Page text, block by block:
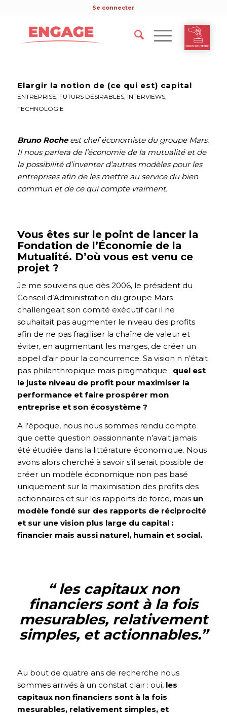
Se connecter
Elargir la notion de (ce qui est) capital
ENTREPRISE, FUTURS DÉSIRABLES, INTERVIEWS,
TECHNOLOGIE
Bruno Rocheest chef économiste du groupe Mars.
Il nous parlera de l’économie de la mutualité et de
la possibilité d’inventer d’autres modèles pour les
entreprises afin de les mettre au service du bien
commun et de ce qui compte vraiment.
Vous êtes sur le point de lancer la
Fondation de l’Économie de la
Mutualité. D’où vous est venu ce
projet ?
Je me souviens que dès 2006, le président du
Conseil d’Administration du groupe Mars
challengeait son comité exécutif car il ne
souhaitait pas augmenter le niveau des profits
afin de ne pas fragiliser la chaîne de valeur et
éviter, en augmentant les marges, de créer un
appel d’air pour la concurrence. Sa vision n n’était
pas philanthropique mais pragmatique : quel est
le juste niveau de profit pour maximiser la
performance et faire prospérer mon
entreprise et son écosystème ?
A l’époque, nous nous sommes rendu compte
que cette question passionnante n’avait jamais
été étudiée dans la littérature économique. Nous
avons alors cherché à savoir s’il serait possible de
créer un modèle économique non pas basé
uniquement sur la maximisation des profits des
actionnaires et sur les rapports de force, mais un
modèle fondé sur des rapports de réciprocité
et sur une vision plus large du capital :
financier mais aussi naturel, humain et social.
“ les capitaux non
financiers sont à la fois
mesurables, relativement
simples, et actionnables.”
Au bout de quatre ans de recherche nous
sommes arrivés à un constat clair : oui, les
capitaux non financiers sont à la fois
mesurables, relativement simples, et